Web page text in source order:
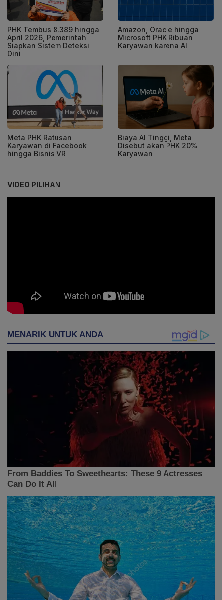
PHK Tembus 8.389 hingga
April 2026, Pemerintah
Siapkan Sistem Deteksi
Dini
Amazon, Oracle hingga
Microsoft PHK Ribuan
Karyawan karena AI
Meta PHK Ratusan
Karyawan di Facebook
hingga Bisnis VR
Biaya AI Tinggi, Meta
Disebut akan PHK 20%
Karyawan
VIDEO PILIHAN